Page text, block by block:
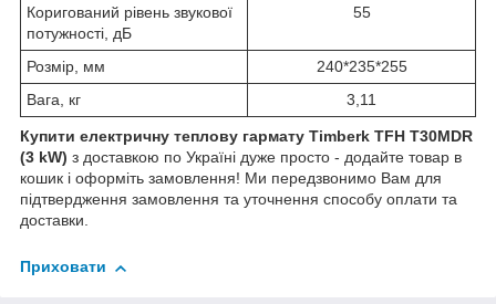
Коригований рівень звукової
потужності, дБ
55
Розмір, мм
240*235*255
Вага, кг
3,11
Купити електричну теплову гармату Timberk TFH T30MDR
(3 kW) з доставкою по Україні дуже просто - додайте товар в
кошик і оформіть замовлення! Ми передзвонимо Вам для
підтвердження замовлення та уточнення способу оплати та
доставки.
Приховати